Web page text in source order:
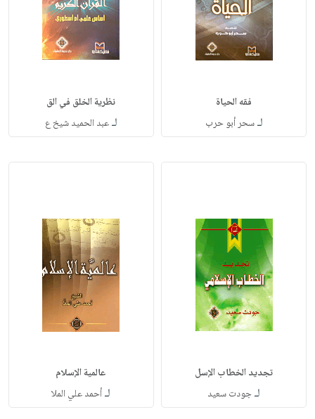
فقه الحياة
لـسحر أبو حرب
نظرية الخلق في الق
لـعبد الحميد شيخ ع
تجديد الخطاب الإسل
لـجودت سعيد
عالمية الإسلام
لـأحمد علي الملا